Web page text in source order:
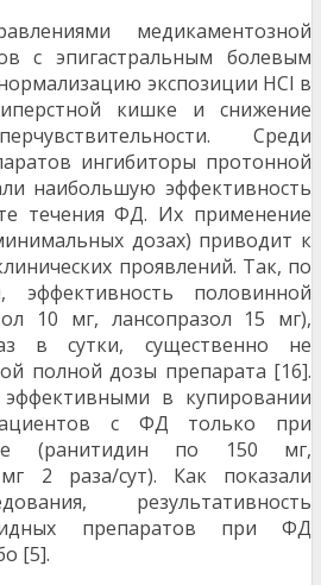
медикаментозной
с эпигастральным болевым
экспозиции HCl в
кишке и снижение
Среди
ингибиторы протонной
наибольшую эффективность
течения ФД. Их применение
дозах) приводит к
проявлений. Так, по
эффективность половинной
10 мг, лансопразол 15 мг),
в сутки, существенно не
полной дозы препарата [16].
в купировании
с ФД только при
(ранитидин по 150 мг,
2 раза/сут). Как показали
результативность
препаратов при ФД
[5].